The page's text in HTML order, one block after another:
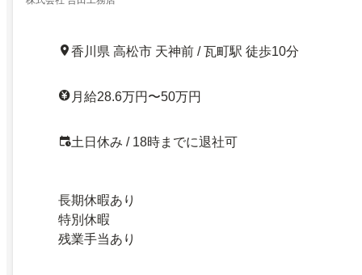
香川県 高松市 天神前 / 瓦町駅 徒歩10分
月給28.6万円〜50万円
土日休み / 18時までに退社可
長期休暇あり
特別休暇
残業手当あり